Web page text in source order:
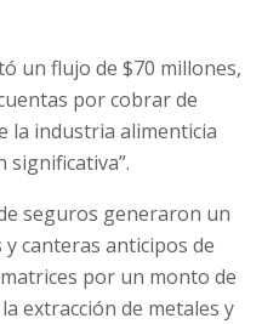
un flujo de $70 millones,
por cobrar de
la industria alimenticia
seguros generaron un
canteras anticipos de
por un monto de
extracción de metales y